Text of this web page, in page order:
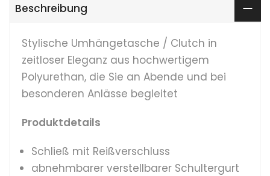
Beschreibung
Stylische Umhängetasche / Clutch in
zeitloser Eleganz aus hochwertigem
Polyurethan, die Sie an Abende und bei
besonderen Anlässe begleitet
Produktdetails
Schließ mit Reißverschluss
abnehmbarer verstellbarer Schultergurt